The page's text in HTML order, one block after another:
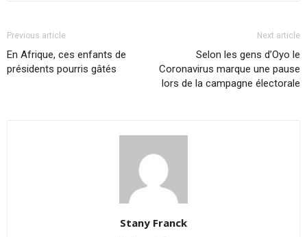
Previous article
En Afrique, ces enfants de
présidents pourris gâtés
Next article
Selon les gens d’Oyo le
Coronavirus marque une pause
lors de la campagne électorale
Stany Franck